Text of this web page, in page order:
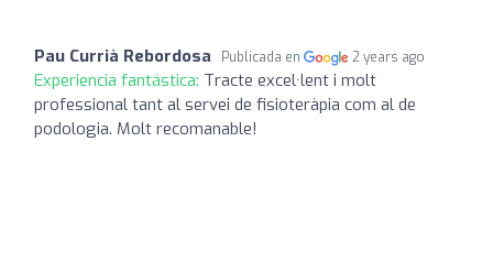
Pau Currià Rebordosa Publicada en 2 years ago
Experiencia fantástica: Tracte excel·lent i molt
professional tant al servei de fisioteràpia com al de
podologia. Molt recomanable!